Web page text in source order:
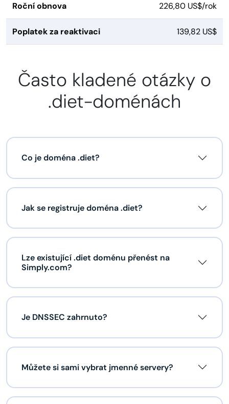
Roční obnova 226,80 US$/rok
Poplatek za reaktivaci 139,82 US$
Často kladené otázky o
.diet-doménách
Co je doména .diet?
Jak se registruje doména .diet?
Lze existující .diet doménu přenést na
Simply.com?
Je DNSSEC zahrnuto?
Můžete si sami vybrat jmenné servery?